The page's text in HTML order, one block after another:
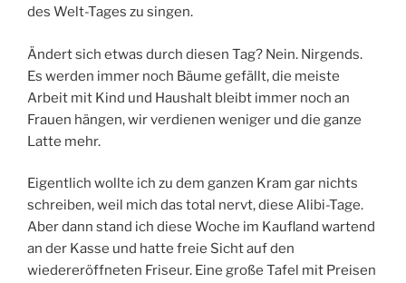
des Welt-Tages zu singen.
Ändert sich etwas durch diesen Tag? Nein. Nirgends.
Es werden immer noch Bäume gefällt, die meiste
Arbeit mit Kind und Haushalt bleibt immer noch an
Frauen hängen, wir verdienen weniger und die ganze
Latte mehr.
Eigentlich wollte ich zu dem ganzen Kram gar nichts
schreiben, weil mich das total nervt, diese Alibi-Tage.
Aber dann stand ich diese Woche im Kaufland wartend
an der Kasse und hatte freie Sicht auf den
wiedereröffneten Friseur. Eine große Tafel mit Preisen